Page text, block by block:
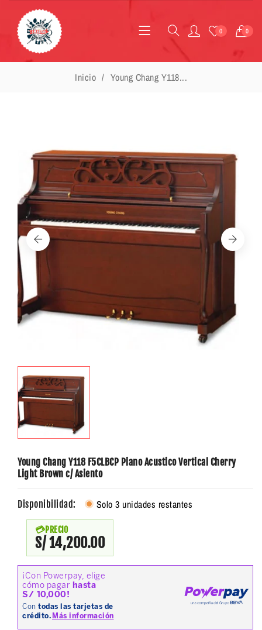
0 0
Inicio Young Chang Y118...
Young Chang Y118 F5CLBCP Piano Acustico Vertical Cherry
Light Brown c/ Asiento
Disponibilidad: Solo 3 unidades restantes
PRECIO
S/ 14,200.00